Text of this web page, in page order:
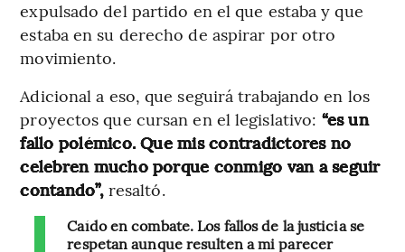
expulsado del partido en el que estaba y que
estaba en su derecho de aspirar por otro
movimiento.
Adicional a eso, que seguirá trabajando en los
proyectos que cursan en el legislativo: “es un
fallo polémico. Que mis contradictores no
celebren mucho porque conmigo van a seguir
contando”,resaltó.
Caído en combate. Los fallos de la justicia se
respetan aunque resulten a mi parecer